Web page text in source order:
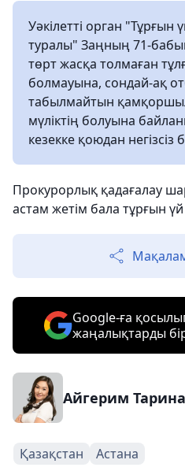
Уәкілетті орган "Тұрғын
туралы" Заңның 71-
төрт жасқа толмаған
болмауына, сондай-ақ
табылмайтын
мүліктің болуына
кезекке қоюдан негізсіз
Прокурорлық қадағалау
астам жетім бала тұрғын
Google-ға
жаңалықтарды
Айгерим Тарина
Қазақстан Астана